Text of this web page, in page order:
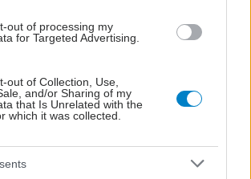
out of processing my
for Targeted Advertising.
out of Collection, Use,
and/or Sharing of my
that Is Unrelated with the
which it was collected.